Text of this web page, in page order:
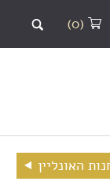
(0)
האונליין